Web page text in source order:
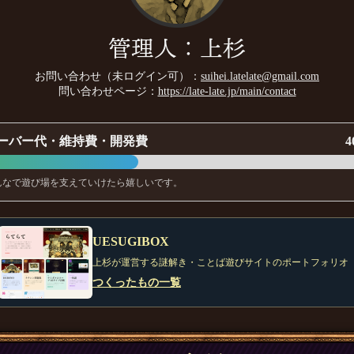
管理人：上杉
お問い合わせ（未ログイン可）： suihei.latelate@gmail.com
問い合わせページ： https://late-late.jp/main/contact
バー代・維持費・開発費
で遊び場を支えていけたら嬉しいです。
UESUGIBOX
上杉が運営する謎解き・ことば遊びサイトのポートフォリオ
つくったもの一覧